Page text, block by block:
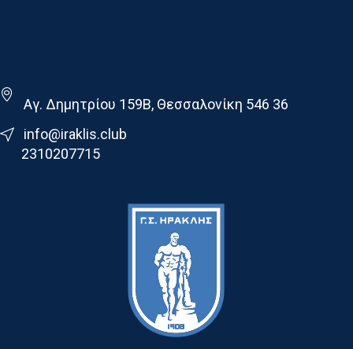
Αγ. Δημητρίου 159Β, Θεσσαλονίκη 546 36
info@iraklis.club
2310207715